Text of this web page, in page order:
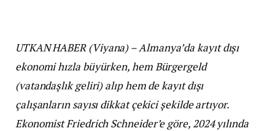
UTKAN HABER (Viyana) – Almanya’da kayıt dışı
ekonomi hızla büyürken, hem Bürgergeld
(vatandaşlık geliri) alıp hem de kayıt dışı
çalışanların sayısı dikkat çekici şekilde artıyor.
Ekonomist Friedrich Schneider’e göre, 2024 yılında